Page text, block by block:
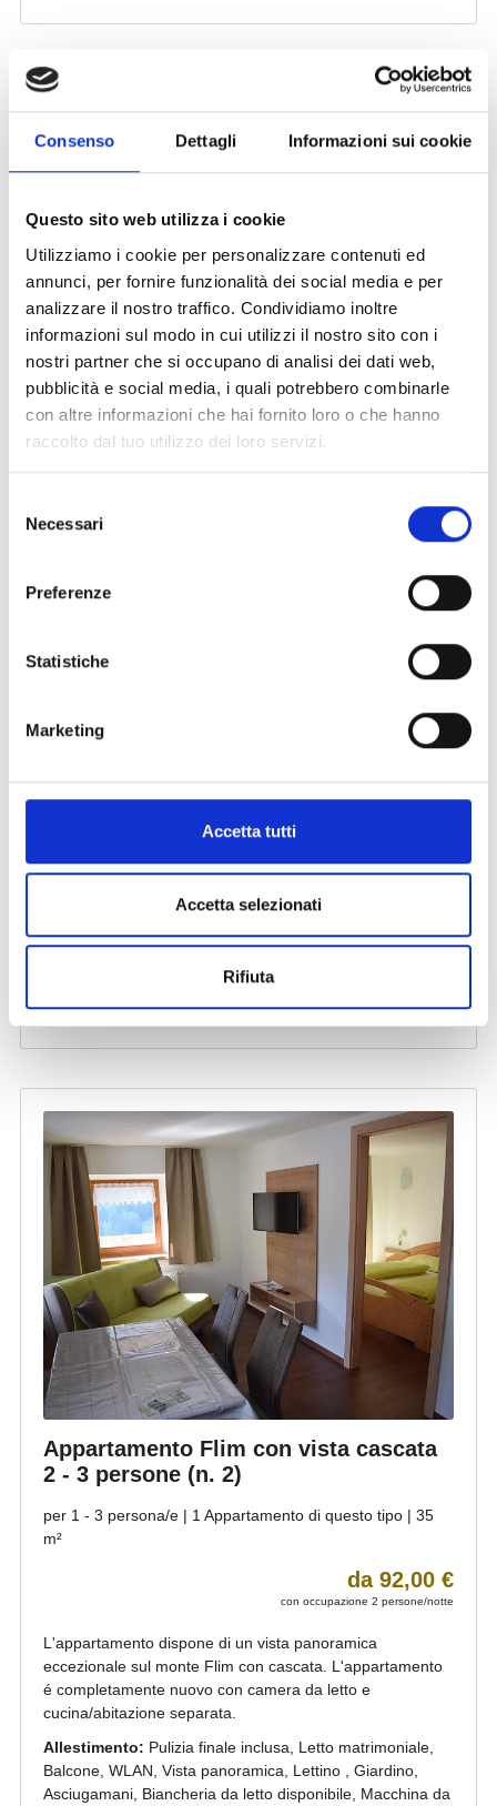
Consenso Dettagli Informazioni sui cookie
Questo sito web utilizza i cookie
Utilizziamo i cookie per personalizzare contenuti ed
annunci, per fornire funzionalità dei social media e per
analizzare il nostro traffico. Condividiamo inoltre
informazioni sul modo in cui utilizzi il nostro sito con i
nostri partner che si occupano di analisi dei dati web,
pubblicità e social media, i quali potrebbero combinarle
con altre informazioni che hai fornito loro o che hanno
raccolto dal tuo utilizzo dei loro servizi.
delNecessari
Preferenze
Statistiche
Marketing
Accetta tutti
Accetta selezionati
Rifiuta